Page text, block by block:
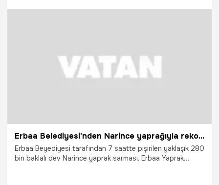
Erbaa Belediyesi'nden Narince yaprağıyla rekorluk lezzet
Erbaa Beyediyesi tarafından 7 saatte pişirilen yaklaşık 280
bin baklalı dev Narince yaprak sarması, Erbaa Yaprak